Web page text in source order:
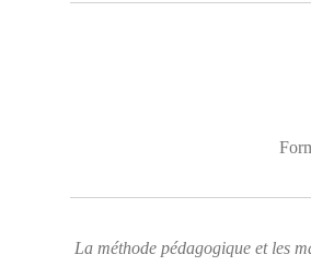
La méthode pédagogique et les